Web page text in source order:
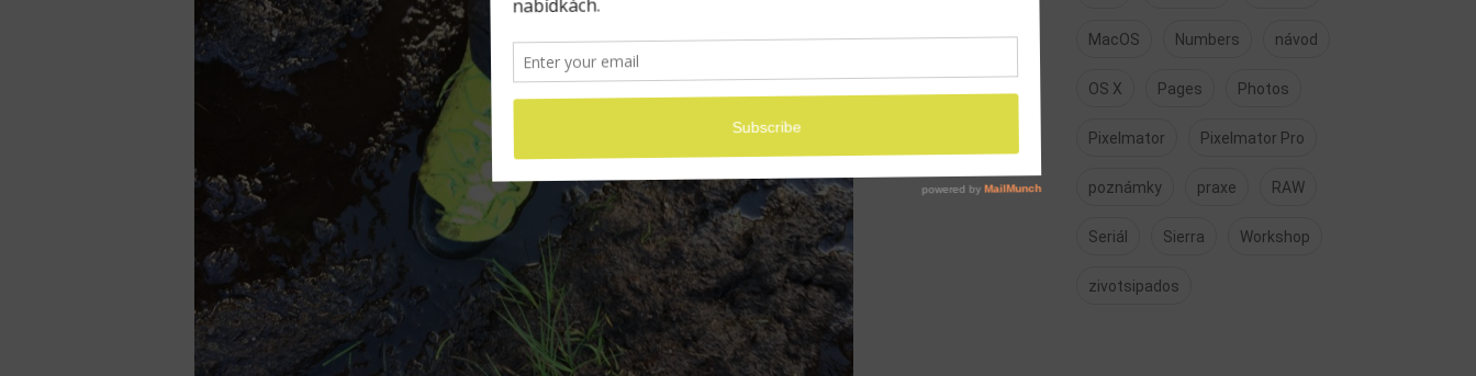
MacOS Numbers návod
OS X Pages Photos
Pixelmator Pixelmator Pro
poznámky praxe RAW
Seriál Sierra Workshop
zivotsipados